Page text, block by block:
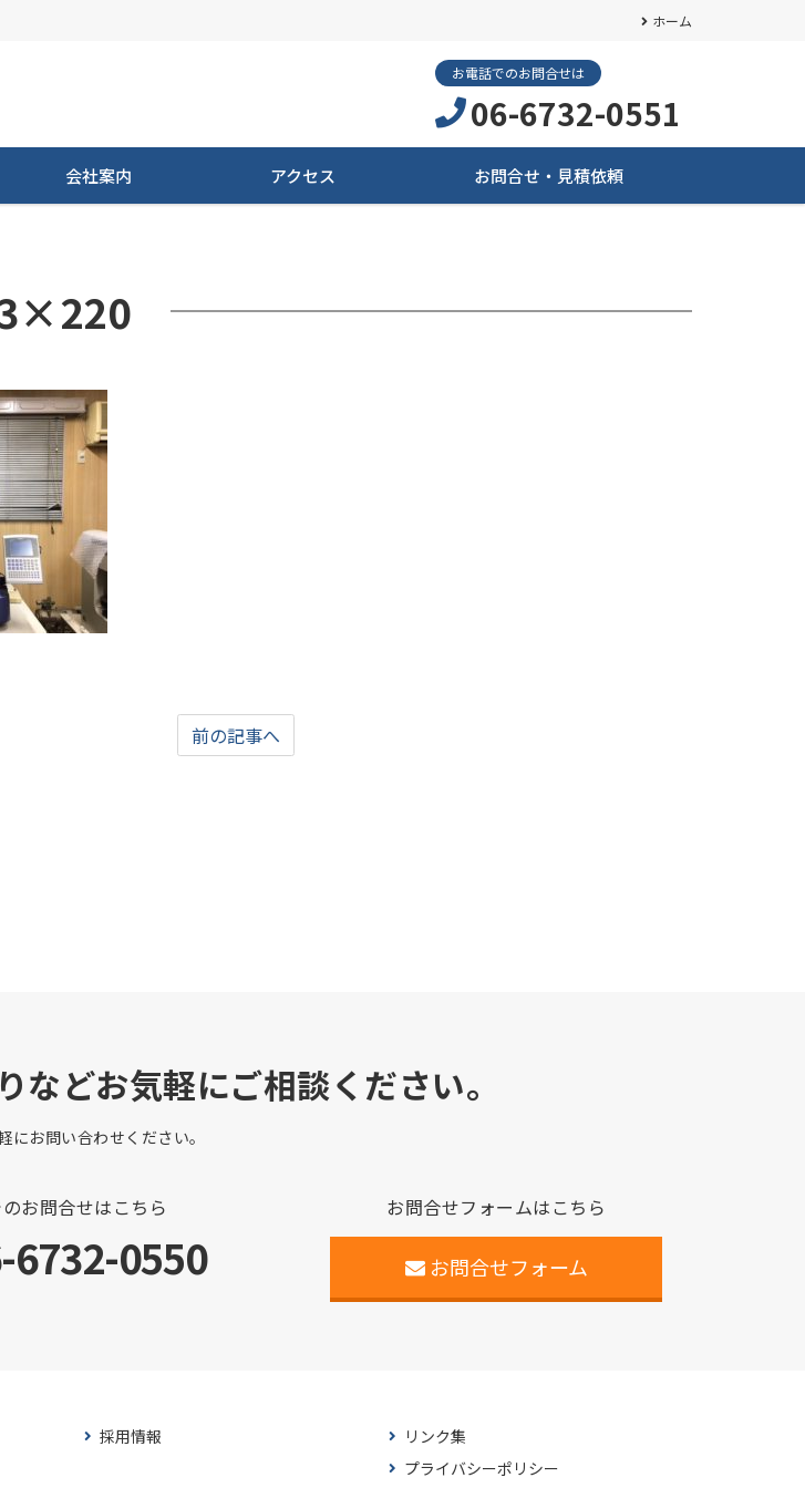
ホーム
お電話でのお問合せは
06-6732-0551
会社案内 アクセス お問合せ・見積依頼
前の記事へ
などお気軽にご相談ください。
にお問い合わせください。
のお問合せはこちら
6732-0550
お問合せフォームはこちら
お問合せフォーム
採用情報
リンク集
プライバシーポリシー